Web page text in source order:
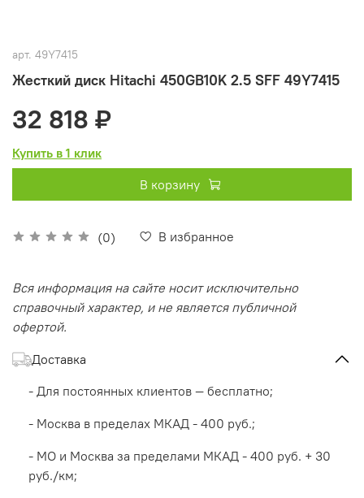
арт. 49Y7415
Жесткий диск Hitachi 450GB10K 2.5 SFF 49Y7415
(0) В избранное
32 818 ₽
Купить в 1 клик
В корзину
Вся информация на сайте носит исключительно
справочный характер, и не является публичной
офертой.
Доставка
- Для постоянных клиентов — бесплатно;
- Москва в пределах МКАД - 400 руб.;
- МО и Москва за пределами МКАД - 400 руб. + 30
руб./км;